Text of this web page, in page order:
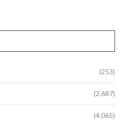
(253)
(2.687)
(4.065)